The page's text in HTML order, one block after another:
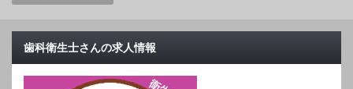
歯科衛生士さんの求人情報